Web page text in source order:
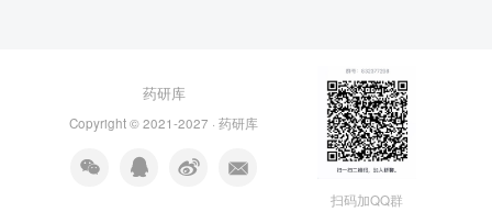
药研库
Copyright © 2021-2027 · 药研库
扫码加QQ群